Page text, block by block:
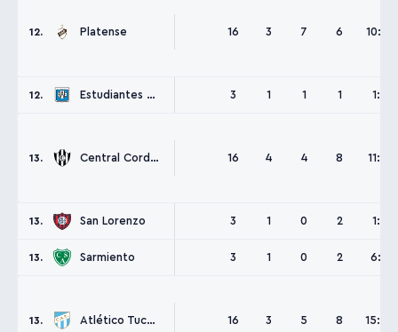
12. Platense 16 3 7 6 10:15
12. Estudiantes Río Cuarto 3 1 1 1 1:3
13. Central Cordoba SdE 16 4 4 8 11:21
13. San Lorenzo 3 1 0 2 1:2
13. Sarmiento 3 1 0 2 6:7
13. Atlético Tucumán 16 3 5 8 15:20